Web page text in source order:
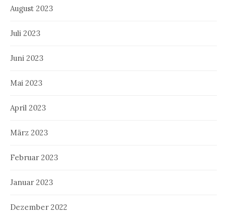
August 2023
Juli 2023
Juni 2023
Mai 2023
April 2023
März 2023
Februar 2023
Januar 2023
Dezember 2022